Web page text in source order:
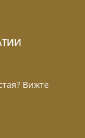
Вижте